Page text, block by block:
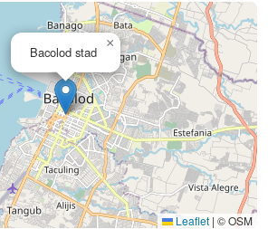
Bacolod stad
×
Leaflet | © OSM